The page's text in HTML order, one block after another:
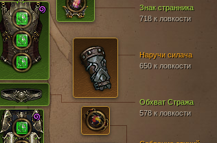
Наручи силача
650 к ловкости
Обхват Стража
578 к ловкости
Знак странника
718 к ловкости